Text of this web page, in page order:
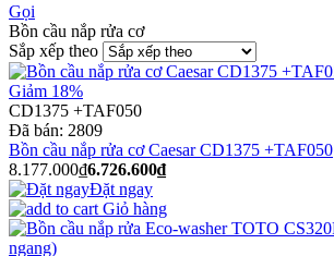
Gọi
Bồn cầu nắp rửa cơ
Sắp xếp theo
Giảm 18%
CD1375 +TAF050
Đã bán: 2809
Bồn cầu nắp rửa cơ Caesar CD1375 +TAF050
8.177.000₫6.726.600₫
Đặt ngay
Giỏ hàng